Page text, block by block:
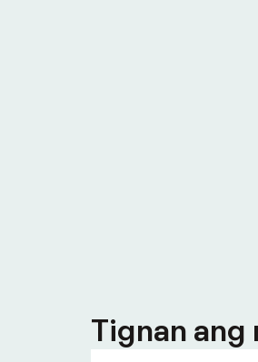
Tignan ang